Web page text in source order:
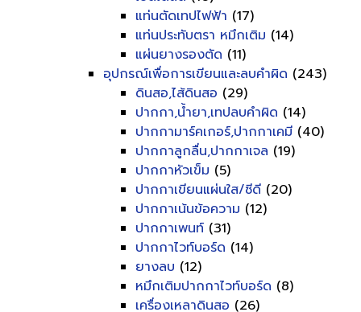
แท่นตัดเทปไฟฟ้า (17)
แท่นประทับตรา หมึกเติม (14)
แผ่นยางรองตัด (11)
อุปกรณ์เพื่อการเขียนและลบคำผิด (243)
ดินสอ,ไส้ดินสอ (29)
ปากกา,น้ำยา,เทปลบคำผิด (14)
ปากกามาร์คเกอร์,ปากกาเคมี (40)
ปากกาลูกลื่น,ปากกาเจล (19)
ปากกาหัวเข็ม (5)
ปากกาเขียนแผ่นใส/ซีดี (20)
ปากกาเน้นข้อความ (12)
ปากกาเพนท์ (31)
ปากกาไวท์บอร์ด (14)
ยางลบ (12)
หมึกเติมปากกาไวท์บอร์ด (8)
เครื่องเหลาดินสอ (26)